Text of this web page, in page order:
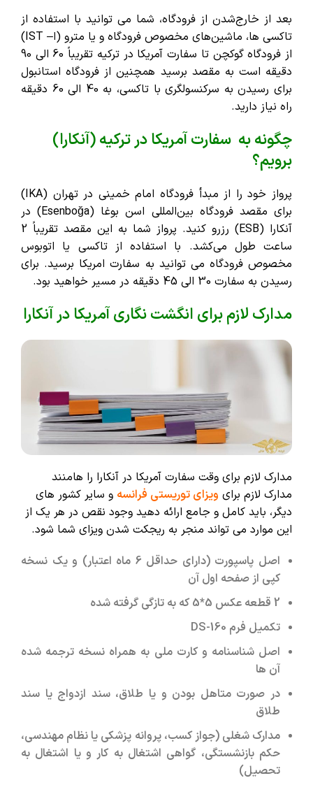
بعد از خارج‌شدن از فرودگاه، شما می‌ توانید با استفاده از
تاکسی ‌ها، ماشین‌های مخصوص فرودگاه و یا مترو (ا– IST)
از فرودگاه گوکچن تا سفارت آمریکا در ترکیه تقریباً 60 الی 90
دقیقه است به مقصد برسید همچنین از فرودگاه استانبول
برای رسیدن به سرکنسولگری با تاکسی، به 40 الی 60 دقیقه
راه نیاز دارید.
چگونه به سفارت آمریکا در ترکیه (آنکارا)
برویم؟
پرواز خود را از مبدأ فرودگاه امام خمینی در تهران (IKA)
برای مقصد فرودگاه بین‌المللی اسن بوغا (Esenboğa) در
آنکارا (ESB) رزرو کنید. پرواز شما به این مقصد تقریباً 2
ساعت طول می‌کشد. با استفاده از تاکسی یا اتوبوس
مخصوص فرودگاه می توانید به سفارت امریکا برسید. برای
رسیدن به سفارت 30 الی 45 دقیقه در مسیر خواهید بود.
مدارک لازم برای انگشت نگاری آمریکا در آنکارا
مدارک لازم برای وقت سفارت آمریکا در آنکارا را هامنند
مدارک لازم برای ویزای توریستی فرانسه و سایر کشور های
دیگر، باید کامل و جامع ارائه دهید وجود نقص در هر یک از
این موارد می تواند منجر به ریجکت شدن ویزای شما شود.
اصل پاسپورت (دارای حداقل 6 ماه اعتبار) و یک نسخه
کپی از صفحه اول آن
2 قطعه عکس 5*5 که به تازگی گرفته شده
تکمیل فرم DS-160
اصل شناسنامه و کارت ملی به همراه نسخه ترجمه شده
آن ها
در صورت متاهل بودن و یا طلاق، سند ازدواج یا سند
طلاق
مدارک شغلی (جواز کسب، پروانه پزشکی یا نظام مهندسی،
حکم بازنشستگی، گواهی اشتغال به کار و یا اشتغال به
تحصیل)